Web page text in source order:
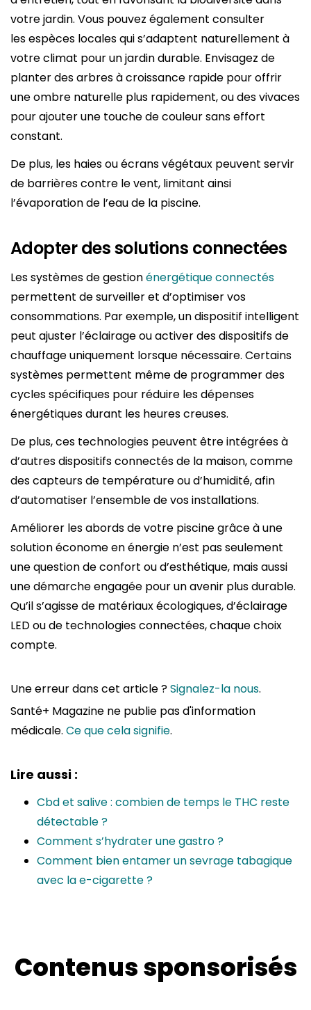
votre jardin. Vous pouvez également consulter
les espèces locales qui s’adaptent naturellement à
votre climat pour un jardin durable. Envisagez de
planter des arbres à croissance rapide pour offrir
une ombre naturelle plus rapidement, ou des vivaces
pour ajouter une touche de couleur sans effort
constant.
De plus, les haies ou écrans végétaux peuvent servir
de barrières contre le vent, limitant ainsi
l’évaporation de l’eau de la piscine.
Adopter des solutions connectées
Les systèmes de gestionénergétique connectés
permettent de surveiller et d’optimiser vos
consommations. Par exemple, un dispositif intelligent
peut ajuster l’éclairage ou activer des dispositifs de
chauffage uniquement lorsque nécessaire. Certains
systèmes permettent même de programmer des
cycles spécifiques pour réduire les dépenses
énergétiques durant les heures creuses.
De plus, ces technologies peuvent être intégrées à
d’autres dispositifs connectés de la maison, comme
des capteurs de température ou d’humidité, afin
d’automatiser l’ensemble de vos installations.
Améliorer les abords de votre piscine grâce à une
solution économe en énergie n’est pas seulement
une question de confort ou d’esthétique, mais aussi
une démarche engagée pour un avenir plus durable.
Qu’il s’agisse de matériaux écologiques, d’éclairage
LED ou de technologies connectées, chaque choix
compte.
Une erreur dans cet article ?Signalez-la nous.
Santé+ Magazine ne publie pas d'information
médicale. Ce que cela signifie.
Lire aussi :
Cbd et salive : combien de temps le THC reste
détectable ?
Comment s’hydrater une gastro ?
Comment bien entamer un sevrage tabagique
avec la e-cigarette ?
Contenus sponsorisés